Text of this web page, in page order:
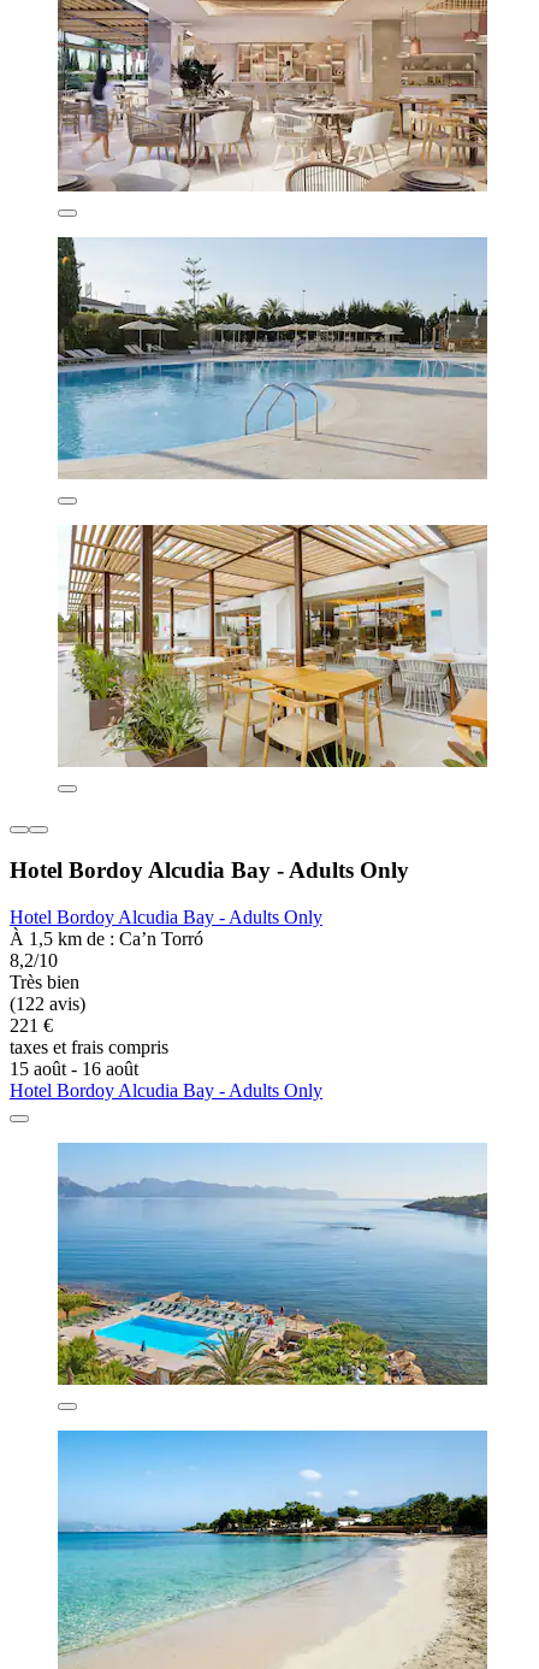
Hotel Bordoy Alcudia Bay - Adults Only
Hotel Bordoy Alcudia Bay - Adults Only
À 1,5 km de : Ca’n Torró
8,2/10
Très bien
(122 avis)
221 €
taxes et frais compris
15 août - 16 août
Hotel Bordoy Alcudia Bay - Adults Only